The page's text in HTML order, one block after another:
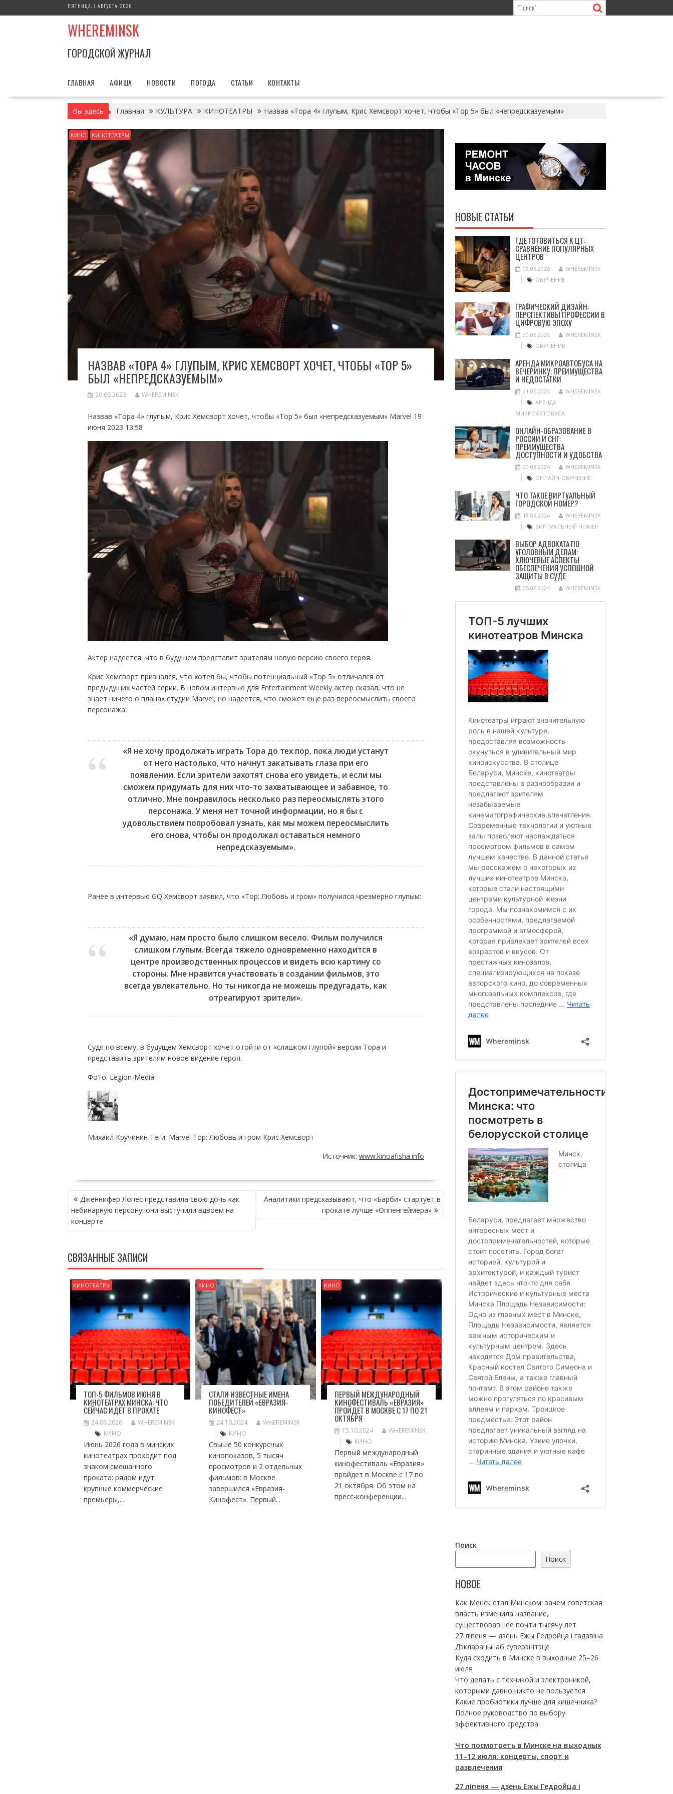
к
ПЯТНИЦА, 7 АВГУСТА, 2026
WHEREMINSK
ГОРОДСКОЙ ЖУРНАЛ
ГЛАВНАЯ АФИША НОВОСТИ ПОГОДА СТАТЬИ КОНТАКТЫ
Вы здесь Главная КУЛЬТУРА КИНОТЕАТРЫ Назвав «Тора 4» глупым, Крис Хемсворт хочет, чтобы «Тор 5» был «непредсказуемым»
КИНО КИНОТЕАТРЫ
НАЗВАВ «ТОРА 4» ГЛУПЫМ, КРИС ХЕМСВОРТ ХОЧЕТ, ЧТОБЫ «ТОР 5»
БЫЛ «НЕПРЕДСКАЗУЕМЫМ»
20.06.2023 WHEREMINSK
Назвав «Тора 4» глупым, Крис Хемсворт хочет, чтобы «Тор 5» был «непредсказуемым» Marvel 19
июня 2023 13:58
Актер надеется, что в будущем представит зрителям новую версию своего героя.
Крис Хемсворт признался, что хотел бы, чтобы потенциальный «Тор 5» отличался от
предыдущих частей серии. В новом интервью для Entertainment Weekly актер сказал, что не
знает ничего о планах студии Marvel, но надеется, что сможет еще раз переосмыслить своего
персонажа:
«Я не хочу продолжать играть Тора до тех пор, пока люди устанут
от него настолько, что начнут закатывать глаза при его
появлении. Если зрители захотят снова его увидеть, и если мы
сможем придумать для них что-то захватывающее и забавное, то
отлично. Мне понравилось несколько раз переосмыслять этого
персонажа. У меня нет точной информации, но я бы с
удовольствием попробовал узнать, как мы можем переосмыслить
его снова, чтобы он продолжал оставаться немного
непредсказуемым».
Ранее в интервью GQ Хемсворт заявил, что «Тор: Любовь и гром» получился чрезмерно глупым:
«Я думаю, нам просто было слишком весело. Фильм получился
слишком глупым. Всегда тяжело одновременно находится в
центре производственных процессов и видеть всю картину со
стороны. Мне нравится участвовать в создании фильмов, это
всегда увлекательно. Но ты никогда не можешь предугадать, как
отреагируют зрители».
Судя по всему, в будущем Хемсворт хочет отойти от «слишком глупой» версии Тора и
представить зрителям новое видение героя.
Фото: Legion-Media
Михаил Кручинин Теги: Marvel Тор: Любовь и гром Крис Хемсворт
Источник: www.kinoafisha.info
НАВИГАЦИЯ
ПО
ЗАПИСЯМ
Дженнифер Лопес представила свою дочь как
небинарную персону: они выступили вдвоем на
концерте
Аналитики предсказывают, что «Барби» стартует в
прокате лучше «Оппенгеймера»
СВЯЗАННЫЕ ЗАПИСИ
КИНОТЕАТРЫ
ТОП-5 ФИЛЬМОВ ИЮНЯ В
КИНОТЕАТРАХ МИНСКА: ЧТО
СЕЙЧАС ИДЁТ В ПРОКАТЕ
24.06.2026
WHEREMINSK
КИНО
Июнь 2026 года в минских
кинотеатрах проходит под
знаком смешанного
проката: рядом идут
крупные коммерческие
премьеры,...
КИНО
СТАЛИ ИЗВЕСТНЫЕ ИМЕНА
ПОБЕДИТЕЛЕЙ «ЕВРАЗИЯ-
КИНОФЕСТ»
24.10.2024
WHEREMINSK
КИНО
Свыше 50 конкурсных
кинопоказов, 5 тысяч
просмотров и 2 отдельных
фильмов: в Москве
завершился «Евразия-
Кинофест». Первый...
КИНО
ПЕРВЫЙ МЕЖДУНАРОДНЫЙ
КИНОФЕСТИВАЛЬ «ЕВРАЗИЯ»
ПРОЙДЕТ В МОСКВЕ С 17 ПО 21
ОКТЯБРЯ
15.10.2024
WHEREMINSK
КИНО
Первый международный
кинофестиваль «Евразия»
пройдет в Москве с 17 по
21 октября. Об этом на
пресс-конференции...
НОВЫЕ СТАТЬИ
ГДЕ ГОТОВИТЬСЯ К ЦТ:
СРАВНЕНИЕ ПОПУЛЯРНЫХ
ЦЕНТРОВ
09.03.2026
WHEREMINSK
ОБУЧЕНИЕ
ГРАФИЧЕСКИЙ ДИЗАЙН:
ПЕРСПЕКТИВЫ ПРОФЕССИИ В
ЦИФРОВУЮ ЭПОХУ
30.05.2025
WHEREMINSK
ОБУЧЕНИЕ
АРЕНДА МИКРОАВТОБУСА НА
ВЕЧЕРИНКУ: ПРЕИМУЩЕСТВА
И НЕДОСТАТКИ
21.05.2024
WHEREMINSK
АРЕНДА
МИКРОАВТОБУСА
ОНЛАЙН-ОБРАЗОВАНИЕ В
РОССИИ И СНГ:
ПРЕИМУЩЕСТВА
ДОСТУПНОСТИ И УДОБСТВА
20.03.2024
WHEREMINSK
ОНЛАЙН-ОБУЧЕНИЕ
ЧТО ТАКОЕ ВИРТУАЛЬНЫЙ
ГОРОДСКОЙ НОМЕР?
18.03.2024
WHEREMINSK
ВИРТУАЛЬНЫЙ НОМЕР
ВЫБОР АДВОКАТА ПО
УГОЛОВНЫМ ДЕЛАМ:
КЛЮЧЕВЫЕ АСПЕКТЫ
ОБЕСПЕЧЕНИЯ УСПЕШНОЙ
ЗАЩИТЫ В СУДЕ
05.02.2024 WHEREMINSK
Поиск
Поиск
НОВОЕ
Как Менск стал Минском: зачем советская
власть изменила название,
существовавшее почти тысячу лет
27 ліпеня — дзень Ежы Гедройца і гадавіна
Дэкларацыі аб суверэнітэце
Куда сходить в Минске в выходные 25–26
июля
Что делать с техникой и электроникой,
которыми давно никто не пользуется
Какие пробиотики лучше для кишечника?
Полное руководство по выбору
эффективного средства
Что посмотреть в Минске на выходных
11–12 июля: концерты, спорт и
развлечения
27 ліпеня — дзень Ежы Гедройца і